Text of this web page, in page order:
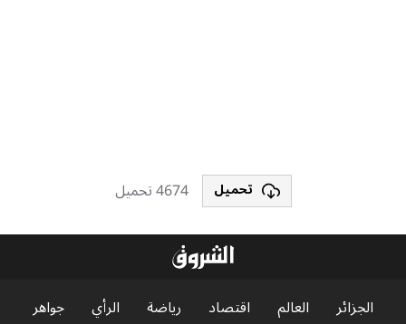
تحميل 4674 تحميل
الجزائر العالم اقتصاد رياضة الرأي
جواهر